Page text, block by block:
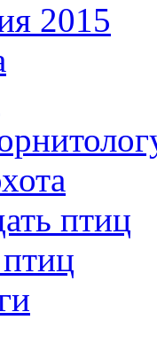
2015
птиц